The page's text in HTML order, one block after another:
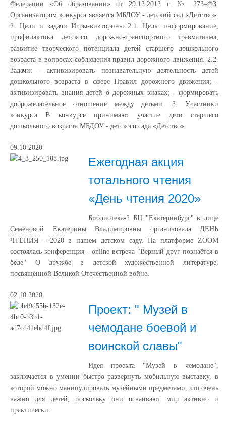
Федерации «Об образовании» от 29.12.2012 г. № 273–ФЗ.
Организатором конкурса является МБДОУ - детский сад «Детство».
2. Цели и задачи Игры-викторины 2.1. Цель: информирование,
профилактика детского дорожно-транспортного травматизма,
развитие творческого потенциала детей старшего дошкольного
возраста в вопросах соблюдения правил дорожного движения. 2.2.
Задачи: - активизировать познавательную деятельность детей
дошкольного возраста в сфере Правил дорожного движения; -
активизировать знания детей о дорожных знаках; - формировать
доброжелательное отношение между детьми. 3. Участники
конкурса В конкурсе принимают участие дети старшего
дошкольного возраста МБДОУ - детского сада «Детство».
09.10.2020
Ежегодная акция
тотального чтения
«День чтения 2020»
Библиотека-2 БЦ "Екатеринбург" в лице
Семёновой Екатерины Владимировны организовала ДЕНЬ
ЧТЕНИЯ - 2020 в нашем детском саду. На платформе ZOOM
состоялась конференция - online-встреча "Верный друг познаётся в
беде" О дружбе в детской художественной литературе,
посвященной Великой Отечественной войне.
02.10.2020
Проект: " Музей в
чемодане боевой и
воинской славы"
Идея проекта "Музей в чемодане",
заключается в умении быстро развернуть мобильную выставку, в
которой можно манипулировать музейными предметами, что очень
важно для детей, поскольку они осваивают мир активно и
практически.